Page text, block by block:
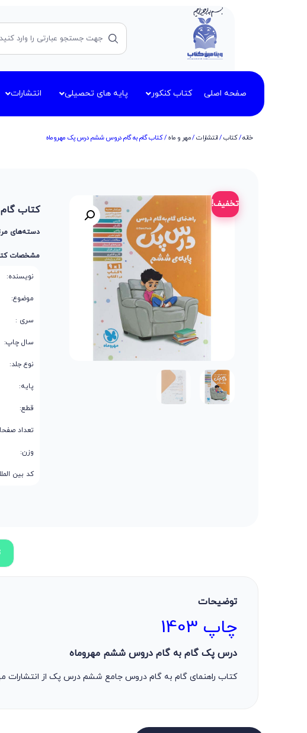
صفحه اصلی کتاب کنکور پایه های تحصیلی انتشارات
خانه/کتاب/انتشارات/مهر و ماه/ کتاب گام به گام دروس ششم درس پک مهروماه
تخفیف! کتاب
دسته‌های
مشخصات
نویسنده:
موضوع:
سری :
سال چاپ:
نوع جلد:
پایه:
قطع:
تعداد
وزن:
کد بین
توضیحات
چاپ 1403
درس پک گام به گام دروس ششم مهروماه
کتاب راهنمای گام به گام دروس جامع ششم درس پک از انتشارات مهر و ماه توسط